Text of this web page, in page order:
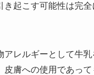
き起こす可能性は完
アレルギーとして牛
皮膚への使用であっ